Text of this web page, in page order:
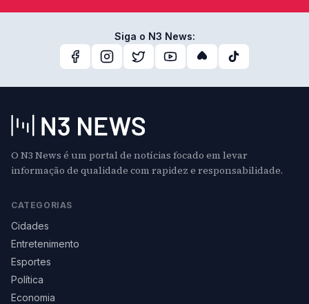
Siga o N3 News:
O N3 News é um portal de notícias focado em levar
informação de qualidade com rapidez e responsabilidade.
CATEGORIAS
Cidades
Entretenimento
Esportes
Política
Economia